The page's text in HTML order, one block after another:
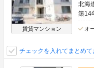
賃貸マンション
北海
築14
オ
チェックを入れてまとめ